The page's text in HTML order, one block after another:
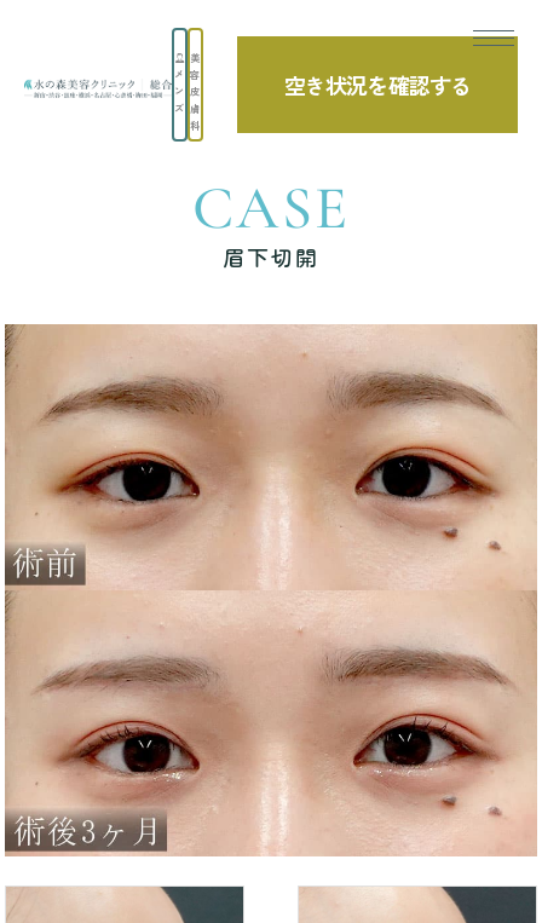
メ
ン
ズ
美
容
皮
膚
科
空き状況を確認する
TOP 症例写真 眉下切開
CASE
眉下切開